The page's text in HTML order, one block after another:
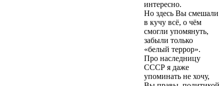
интересно.
Но здесь Вы смешали
в кучу всё, о чём
смогли упомянуть,
забыли только
«белый террор».
Про наследницу
СССР я даже
упоминать не хочу,